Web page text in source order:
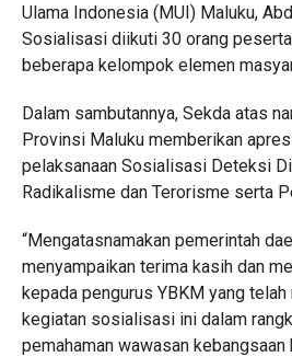
Ulama Indonesia (MUI) Maluku,
Sosialisasi diikuti 30 orang
beberapa kelompok elemen
Dalam sambutannya, Sekda atas
Provinsi Maluku memberikan
pelaksanaan Sosialisasi Deteksi
Radikalisme dan Terorisme serta
“Mengatasnamakan pemerintah
menyampaikan terima kasih dan
kepada pengurus YBKM yang
kegiatan sosialisasi ini dalam
pemahaman wawasan kebangsaan